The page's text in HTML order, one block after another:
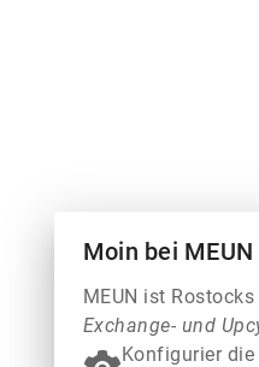
Moin bei MEUN
MEUN ist
Exchange- und
Konfigurier